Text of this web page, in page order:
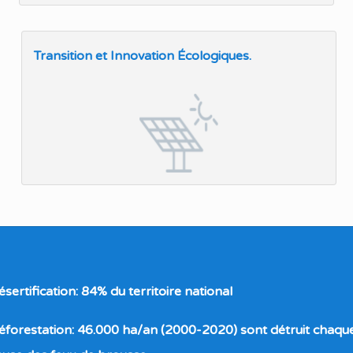
Transition et Innovation Écologiques.
84% du territoire national
46.000 ha/an (2000-2020) sont détruit